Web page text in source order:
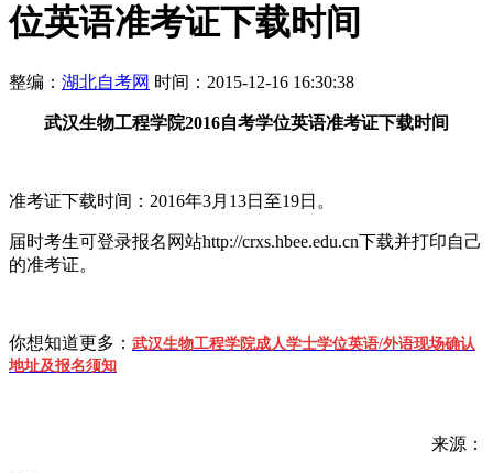
位英语准考证下载时间
整编： 湖北自考网 时间：2015-12-16 16:30:38
武汉生物工程学院2016自考学位英语准考证下载时间
准考证下载时间：2016年3月13日至19日。
届时考生可登录报名网站http://crxs.hbee.edu.cn下载并打印自己
的准考证。
你想知道更多： 武汉生物工程学院成人学士学位英语/外语现场确认
地址及报名须知
来源：